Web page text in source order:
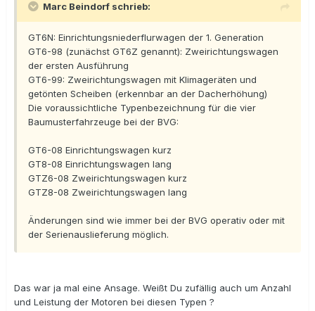
Marc Beindorf schrieb:
GT6N: Einrichtungsniederflurwagen der 1. Generation
GT6-98 (zunächst GT6Z genannt): Zweirichtungswagen
der ersten Ausführung
GT6-99: Zweirichtungswagen mit Klimageräten und
getönten Scheiben (erkennbar an der Dacherhöhung)
Die voraussichtliche Typenbezeichnung für die vier
Baumusterfahrzeuge bei der BVG:
GT6-08 Einrichtungswagen kurz
GT8-08 Einrichtungswagen lang
GTZ6-08 Zweirichtungswagen kurz
GTZ8-08 Zweirichtungswagen lang
Änderungen sind wie immer bei der BVG operativ oder mit
der Serienauslieferung möglich.
Das war ja mal eine Ansage. Weißt Du zufällig auch um Anzahl
und Leistung der Motoren bei diesen Typen ?